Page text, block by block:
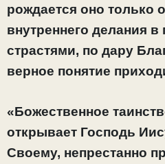
рождается оно только
внутреннего делания
страстями, по дару
верное понятие
«Божественное
открывает Господь
Своему, непрестанно